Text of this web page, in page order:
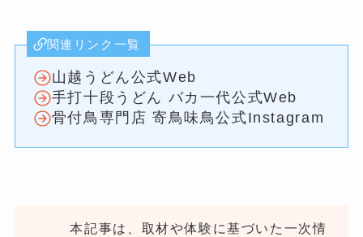
関連リンク一覧
山越うどん公式Web
手打十段うどん バカ一代公式Web
骨付鳥専門店 寄鳥味鳥公式Instagram
本記事は、取材や体験に基づいた一次情